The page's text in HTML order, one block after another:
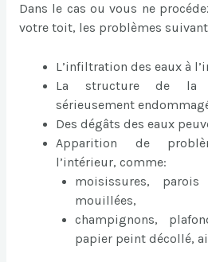
Dans le cas ou vous ne
votre toit, les problèmes
L’infiltration des eaux à
La structure de la
sérieusement
Des dégâts des eaux
Apparition de
l’intérieur, comme:
moisissures,
mouillées,
champignons,
papier peint décollé,